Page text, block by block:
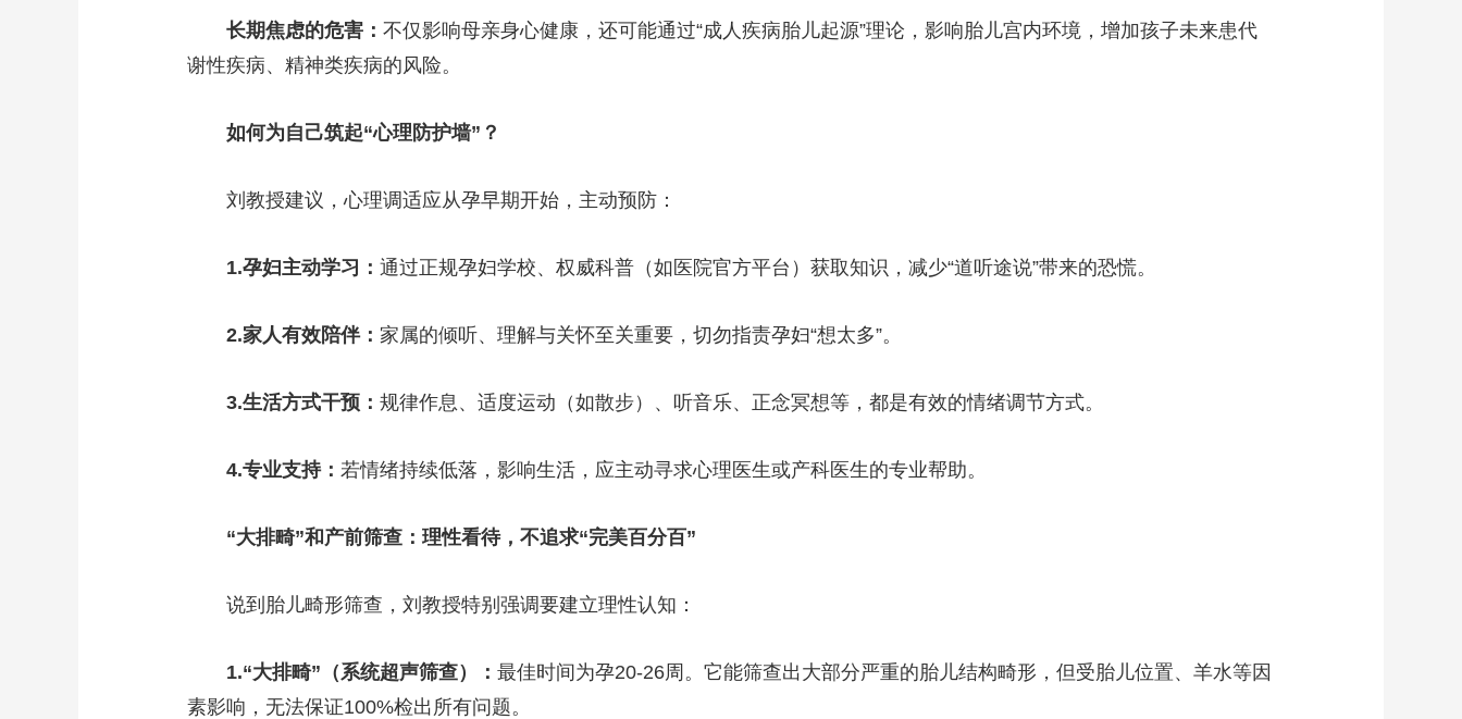
长期焦虑的危害： 不仅影响母亲身心健康，还可能通过“成人疾病胎儿起源”理论，影响胎儿宫内环境，增加孩子未来患代
谢性疾病、精神类疾病的风险。
如何为自己筑起“心理防护墙”？
刘教授建议，心理调适应从孕早期开始，主动预防：
1.孕妇主动学习： 通过正规孕妇学校、权威科普（如医院官方平台）获取知识，减少“道听途说”带来的恐慌。
2.家人有效陪伴： 家属的倾听、理解与关怀至关重要，切勿指责孕妇“想太多”。
3.生活方式干预： 规律作息、适度运动（如散步）、听音乐、正念冥想等，都是有效的情绪调节方式。
4.专业支持： 若情绪持续低落，影响生活，应主动寻求心理医生或产科医生的专业帮助。
“大排畸”和产前筛查：理性看待，不追求“完美百分百”
说到胎儿畸形筛查，刘教授特别强调要建立理性认知：
1.“大排畸”（系统超声筛查）： 最佳时间为孕20-26周。它能筛查出大部分严重的胎儿结构畸形，但受胎儿位置、羊水等因
素影响，无法保证100%检出所有问题。